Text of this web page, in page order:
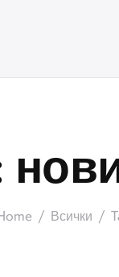
Всички